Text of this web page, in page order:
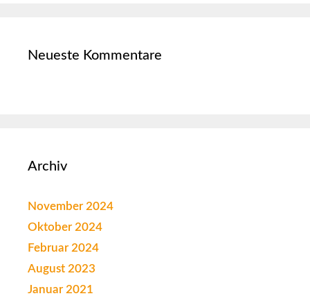
Neueste Kommentare
Archiv
November 2024
Oktober 2024
Februar 2024
August 2023
Januar 2021